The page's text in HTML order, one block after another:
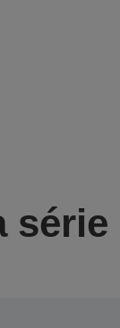
série